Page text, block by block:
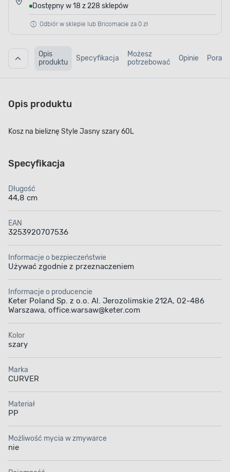
Dostępny w 18 z 228 sklepów
Odbiór w sklepie lub Bricomacie za 0 zł
Opis
produktu
Specyfikacja
Możesz
potrzebować
Opinie Porady
Opis produktu
Kosz na bieliznę Style Jasny szary 60L
Specyfikacja
Długość
44,8 cm
EAN
3253920707536
Informacje o bezpieczeństwie
Używać zgodnie z przeznaczeniem
Informacje o producencie
Keter Poland Sp. z o.o. Al. Jerozolimskie 212A, 02-486
Warszawa, office.warsaw@keter.com
Kolor
szary
Marka
CURVER
Materiał
PP
Możliwość mycia w zmywarce
nie